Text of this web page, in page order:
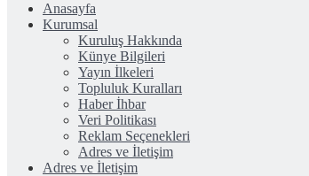
Anasayfa
Kurumsal
Kuruluş Hakkında
Künye Bilgileri
Yayın İlkeleri
Topluluk Kuralları
Haber İhbar
Veri Politikası
Reklam Seçenekleri
Adres ve İletişim
Adres ve İletişim